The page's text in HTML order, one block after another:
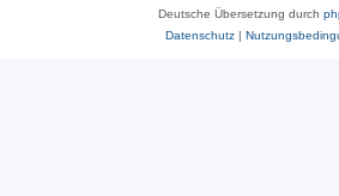
Deutsche Übersetzung durch
Datenschutz|